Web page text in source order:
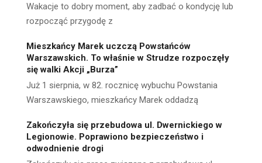
Wakacje to dobry moment, aby zadbać o kondycję lub
rozpocząć przygodę z
Mieszkańcy Marek uczczą Powstańców
Warszawskich. To właśnie w Strudze rozpoczęły
się walki Akcji „Burza”
Już 1 sierpnia, w 82. rocznicę wybuchu Powstania
Warszawskiego, mieszkańcy Marek oddadzą
Zakończyła się przebudowa ul. Dwernickiego w
Legionowie. Poprawiono bezpieczeństwo i
odwodnienie drogi